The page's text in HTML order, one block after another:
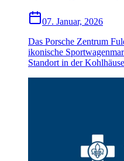
07. Januar, 2026
Das Porsche Zentrum
ikonische
Standort in der